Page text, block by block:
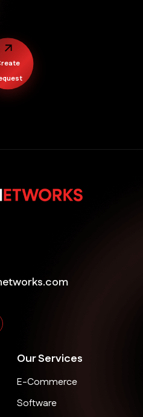
Our Services
E-Commerce
Software